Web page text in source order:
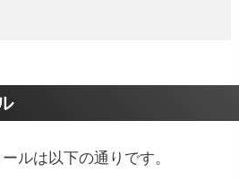
ルは以下の通りです。